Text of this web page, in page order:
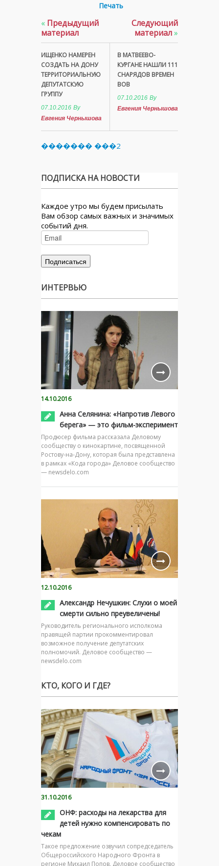
Печать
« Предыдущий
материал
ИЩЕНКО НАМЕРЕН
СОЗДАТЬ НА ДОНУ
ТЕРРИТОРИАЛЬНУЮ
ДЕПУТАТСКУЮ
ГРУППУ
07.10.2016 By
Евгения Чернышова
Следующий
материал»
В МАТВЕЕВО-
КУРГАНЕ НАШЛИ 111
СНАРЯДОВ ВРЕМЕН
ВОВ
07.10.2016 By
Евгения Чернышова
������� ���2
ПОДПИСКА НА НОВОСТИ
Каждое утро мы будем присылать
Вам обзор самых важных и значимых
событий дня.
ИНТЕРВЬЮ
14.10.2016
Анна Селянина: «Напротив Левого
берега» — это фильм-эксперимент
Продюсер фильма рассказала Деловому
сообществу о кинокартине, посвященной
Ростову-на-Дону, которая была представлена
в рамках «Кода города» Деловое сообщество
— newsdelo.com
12.10.2016
Александр Нечушкин: Слухи о моей
смерти сильно преувеличены!
Руководитель регионального исполкома
правящей партии прокомментировал
возможное получение депутатских
полномочий. Деловое сообщество —
newsdelo.com
КТО, КОГО И ГДЕ?
31.10.2016
ОНФ: расходы на лекарства для
детей нужно компенсировать по
чекам
Такое предложение озвучил сопредседатель
Общероссийского Народного Фронта в
регионе Михаил Попов. Деловое сообщество